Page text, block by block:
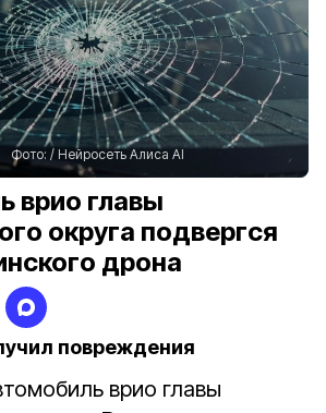
Фото: / Нейросеть Алиса AI
врио главы
округа подвергся
дрона
повреждения
врио главы